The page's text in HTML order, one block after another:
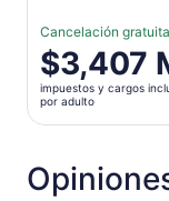
Cancelación
El
precio
es
de
por
adulto
$3,407
impuestos y cargos
por adulto